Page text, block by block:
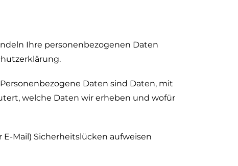
Ihre personenbezogenen Daten
Daten sind Daten, mit
welche Daten wir erheben und wofür
Mail) Sicherheitslücken aufweisen